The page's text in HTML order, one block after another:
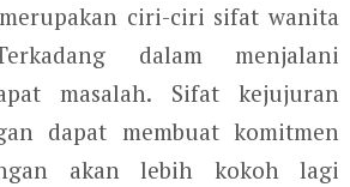
ciri-ciri sifat wanita
dalam menjalani
masalah. Sifat kejujuran
dapat membuat komitmen
akan lebih kokoh lagi